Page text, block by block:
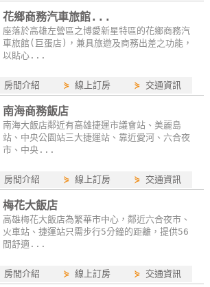
花鄉商務汽車旅館...
座落於高雄左營區之博愛新星特區的花鄉商務汽
車旅館(巨蛋店)，兼具旅遊及商務出差之功能，
以貼心...
房間介紹 ⋟線上訂房 ⋟ 交通資訊
南海商務飯店
南海大飯店鄰近有高雄捷運市議會站、美麗島
站、中央公園站三大捷運站、靠近愛河、六合夜
市、中央...
房間介紹 ⋟線上訂房 ⋟ 交通資訊
梅花大飯店
高雄梅花大飯店為繁華市中心，鄰近六合夜市、
火車站、捷運站只需步行5分鐘的距離，提供56
間舒適...
房間介紹 ⋟線上訂房 ⋟ 交通資訊